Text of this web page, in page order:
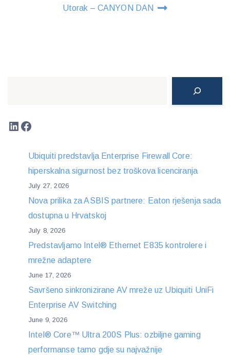
Utorak – CANYON DAN
LinkedIn
Facebook
Ubiquiti predstavlja Enterprise Firewall Core:
hiperskalna sigurnost bez troškova licenciranja
July 27, 2026
Nova prilika za ASBIS partnere: Eaton rješenja sada
dostupna u Hrvatskoj
July 8, 2026
Predstavljamo Intel® Ethernet E835 kontrolere i
mrežne adaptere
June 17, 2026
Savršeno sinkronizirane AV mreže uz Ubiquiti UniFi
Enterprise AV Switching
June 9, 2026
Intel® Core™ Ultra 200S Plus: ozbiljne gaming
performanse tamo gdje su najvažnije